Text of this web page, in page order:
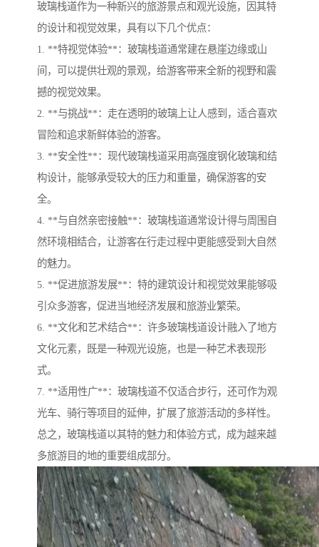
玻璃栈道作为一种新兴的旅游景点和观光设施，因其特
的设计和视觉效果，具有以下几个优点：
1. **特视觉体验**：玻璃栈道通常建在悬崖边缘或山
间，可以提供壮观的景观，给游客带来全新的视野和震
撼的视觉效果。
2. **与挑战**：走在透明的玻璃上让人感到，适合喜欢
冒险和追求新鲜体验的游客。
3. **安全性**：现代玻璃栈道采用高强度钢化玻璃和结
构设计，能够承受较大的压力和重量，确保游客的安
全。
4. **与自然亲密接触**：玻璃栈道通常设计得与周围自
然环境相结合，让游客在行走过程中更能感受到大自然
的魅力。
5. **促进旅游发展**：特的建筑设计和视觉效果能够吸
引众多游客，促进当地经济发展和旅游业繁荣。
6. **文化和艺术结合**：许多玻璃栈道设计融入了地方
文化元素，既是一种观光设施，也是一种艺术表现形
式。
7. **适用性广**：玻璃栈道不仅适合步行，还可作为观
光车、骑行等项目的延伸，扩展了旅游活动的多样性。
总之，玻璃栈道以其特的魅力和体验方式，成为越来越
多旅游目的地的重要组成部分。